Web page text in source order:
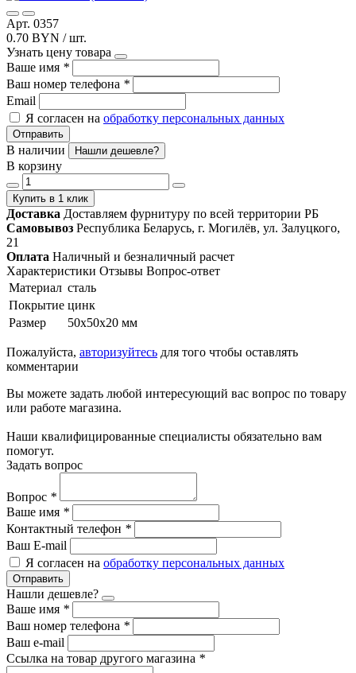
Арт. 0357
0.70 BYN / шт.
Узнать цену товара
Ваше имя *
Ваш номер телефона *
Email
Я согласен на обработку персональных данных
Отправить
В наличии Нашли дешевле?
В корзину
Купить в 1 клик
Доставка Доставляем фурнитуру по всей территории РБ
Самовывоз Республика Беларусь, г. Могилёв, ул. Залуцкого,
21
Оплата Наличный и безналичный расчет
Характеристики Отзывы Вопрос-ответ
Материал сталь
Покрытие цинк
Размер
50x50x20 мм
Пожалуйста, авторизуйтесь для того чтобы оставлять
комментарии
Вы можете задать любой интересующий вас вопрос по товару
или работе магазина.
Наши квалифицированные специалисты обязательно вам
помогут.
Задать вопрос
Вопрос *
Ваше имя *
Контактный телефон *
Ваш E-mail
Я согласен на обработку персональных данных
Отправить
Нашли дешевле?
Ваше имя *
Ваш номер телефона *
Ваш e-mail
Ссылка на товар другого магазина *